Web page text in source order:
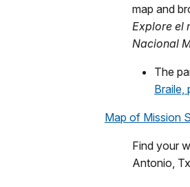
map and
Explore el
Nacional
The
Braile,
Map of Mission
Find your
Antonio,